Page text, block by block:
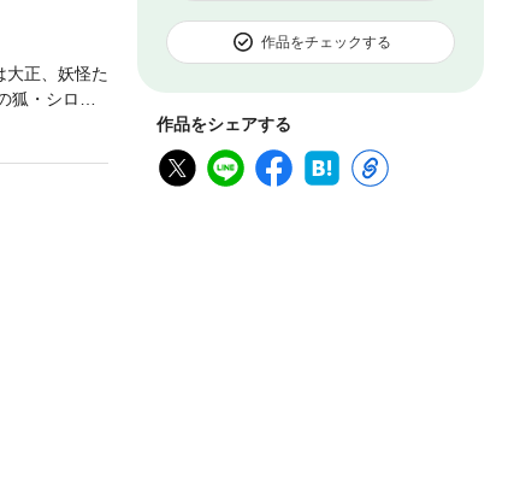
作品をチェックする
作品をシェアする
大正、妖怪た
・シロは